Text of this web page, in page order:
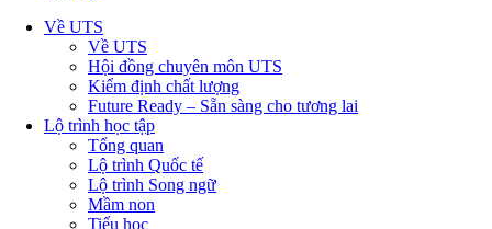
Về UTS
Về UTS
Hội đồng chuyên môn UTS
Kiểm định chất lượng
Future Ready – Sẵn sàng cho tương lai
Lộ trình học tập
Tổng quan
Lộ trình Quốc tế
Lộ trình Song ngữ
Mầm non
Tiểu học